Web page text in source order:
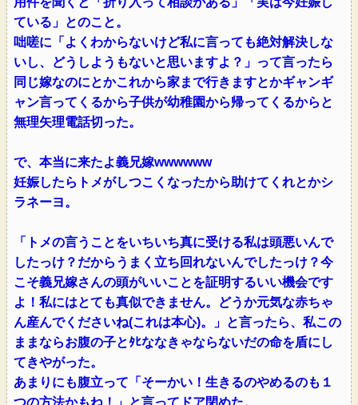
ている」とのこと。
咄嗟に「よくわからないけど私に言っても絶対解決しな
いし、どうしようもないと思いますよ？」って言ったら
同じ嫁なのにとかこれから家まで行きますとかギャンギ
ャン言ってくるから子供が幼稚園から帰ってくるからと
無理矢理電話切った。
で、本当に来たよ義兄嫁wwwwww
妊娠したらトメがしつこくなったから助けてくれとかシ
ラネーヨ。
「トメの言うことをいちいち真に受ける私は頭悪いんで
したっけ？だからうまく立ち回れないんでしたっけ？今
こそ義兄嫁さんの頭がいいことを証明するいい機会です
よ！私にはとても真似できません。どうか元気な赤ちゃ
ん産んでくださいね(これは本心)。」と言ったら、私この
ままならお腹の子とﾀﾋななきゃならないだの命を盾にし
てきやがった。
あまりにも腹立って「そーかい！生きるのやめるのも１
つの方法かもね！」と言ってドア閉めた。